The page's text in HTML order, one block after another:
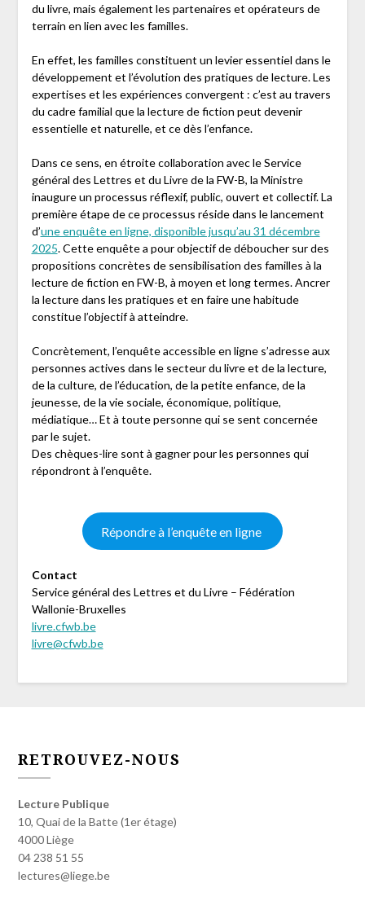
du livre, mais également les partenaires et opérateurs de
terrain en lien avec les familles.
En effet, les familles constituent un levier essentiel dans le
développement et l’évolution des pratiques de lecture. Les
expertises et les expériences convergent : c’est au travers
du cadre familial que la lecture de fiction peut devenir
essentielle et naturelle, et ce dès l’enfance.
Dans ce sens, en étroite collaboration avec le Service
général des Lettres et du Livre de la FW-B, la Ministre
inaugure un processus réflexif, public, ouvert et collectif. La
première étape de ce processus réside dans le lancement
d’une enquête en ligne, disponible jusqu’au 31 décembre
2025. Cette enquête a pour objectif de déboucher sur des
propositions concrètes de sensibilisation des familles à la
lecture de fiction en FW-B, à moyen et long termes. Ancrer
la lecture dans les pratiques et en faire une habitude
constitue l’objectif à atteindre.
Concrètement, l’enquête accessible en ligne s’adresse aux
personnes actives dans le secteur du livre et de la lecture,
de la culture, de l’éducation, de la petite enfance, de la
jeunesse, de la vie sociale, économique, politique,
médiatique… Et à toute personne qui se sent concernée
par le sujet.
Des chèques-lire sont à gagner pour les personnes qui
répondront à l’enquête.
Répondre à l’enquête en ligne
Contact
Service général des Lettres et du Livre – Fédération
Wallonie-Bruxelles
livre.cfwb.be
livre@cfwb.be
RETROUVEZ-NOUS
Lecture Publique
10, Quai de la Batte (1er étage)
4000 Liège
04 238 51 55
lectures@liege.be